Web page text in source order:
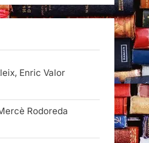
Enric Valor
Rodoreda